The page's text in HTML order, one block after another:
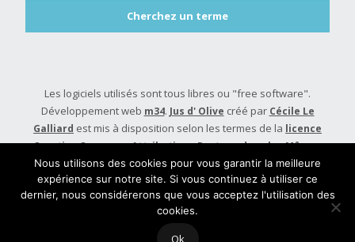
Cherchez un terme
Les logiciels utilisés sont tous libres ou "free software".
Développement web m34. Jus d' Olive créé par Cécile Le
Galliard est mis à disposition selon les termes de la licence
Creative Commons Attribution - Partage dans les Mêmes
Conditions 4.0 International.
Built withMake. Your friendly WordPress page builder theme.
Nous utilisons des cookies pour vous garantir la meilleure
expérience sur notre site. Si vous continuez à utiliser ce
dernier, nous considérerons que vous acceptez l'utilisation des
cookies.
Ok